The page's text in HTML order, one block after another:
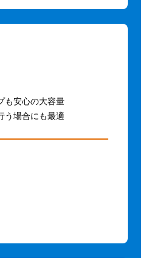
も安心の大容量
う場合にも最適